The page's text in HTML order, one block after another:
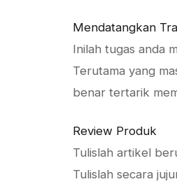
Mendatangkan
Inilah tugas anda
Terutama yang
benar tertarik
Review Produk
Tulislah artikel
Tulislah secara